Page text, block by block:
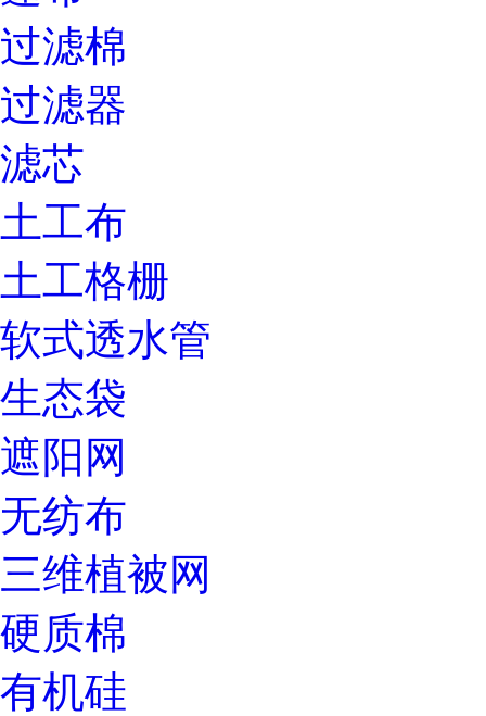
过滤棉
过滤器
滤芯
土工布
土工格栅
软式透水管
生态袋
遮阳网
无纺布
三维植被网
硬质棉
有机硅